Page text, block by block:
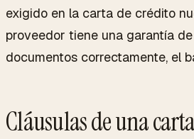
exigido en la carta de crédito
proveedor tiene una garantía
documentos correctamente, el
Cláusulas de una